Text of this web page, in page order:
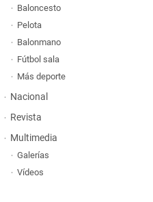
Baloncesto
Pelota
Balonmano
Fútbol sala
Más deporte
Nacional
Revista
Multimedia
Galerías
Vídeos